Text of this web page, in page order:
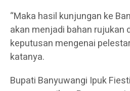
“Maka hasil kunjungan ke
akan menjadi bahan rujukan
keputusan mengenai
katanya.
Bupati Banyuwangi Ipuk